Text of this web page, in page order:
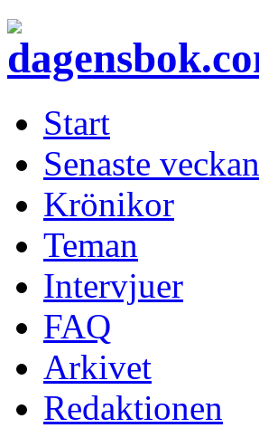
Start
Senaste veckan
Krönikor
Teman
Intervjuer
FAQ
Arkivet
Redaktionen